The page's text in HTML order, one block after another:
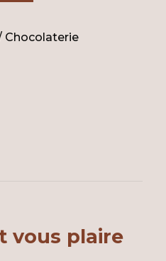
Chocolaterie
vous plaire